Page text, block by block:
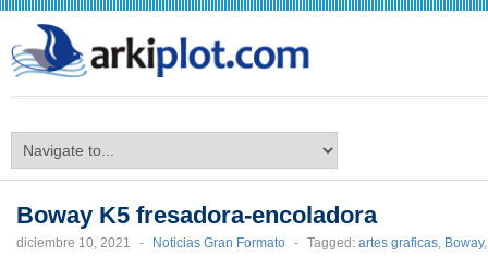
Boway K5 fresadora-encoladora
diciembre 10, 2021 - Noticias Gran Formato - Tagged: artes graficas, Boway